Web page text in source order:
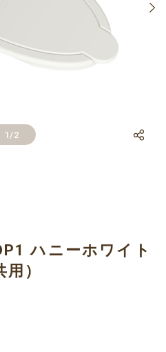
1 /2
ハニーホワイト
）